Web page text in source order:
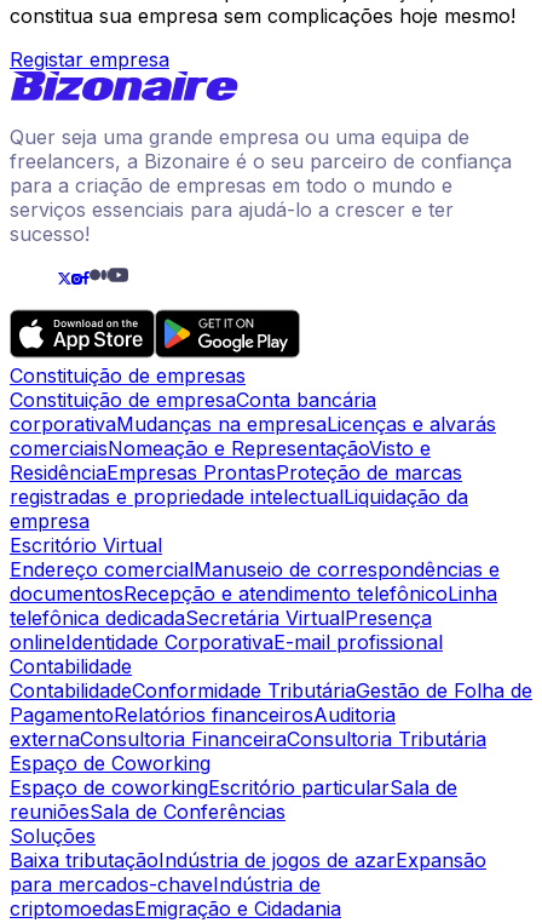
constitua sua empresa sem complicações hoje mesmo!
Registar empresa
Quer seja uma grande empresa ou uma equipa de
freelancers, a Bizonaire é o seu parceiro de confiança
para a criação de empresas em todo o mundo e
serviços essenciais para ajudá-lo a crescer e ter
sucesso!
Constituição de empresas
Constituição de empresaConta bancária
corporativaMudanças na empresaLicenças e alvarás
comerciaisNomeação e RepresentaçãoVisto e
ResidênciaEmpresas ProntasProteção de marcas
registradas e propriedade intelectualLiquidação da
empresa
Escritório Virtual
Endereço comercialManuseio de correspondências e
documentosRecepção e atendimento telefônicoLinha
telefônica dedicadaSecretária VirtualPresença
onlineIdentidade CorporativaE-mail profissional
Contabilidade
ContabilidadeConformidade TributáriaGestão de Folha de
PagamentoRelatórios financeirosAuditoria
externaConsultoria FinanceiraConsultoria Tributária
Espaço de Coworking
Espaço de coworkingEscritório particularSala de
reuniõesSala de Conferências
Soluções
Baixa tributaçãoIndústria de jogos de azarExpansão
para mercados-chaveIndústria de
criptomoedasEmigração e Cidadania